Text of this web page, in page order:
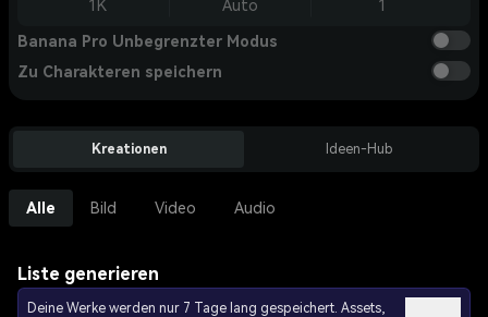
1K Auto 1
Banana Pro Unbegrenzter Modus
Zu Charakteren speichern
Kreationen Ideen-Hub
Alle Bild Video Audio
Liste generieren
Deine Werke werden nur 7 Tage lang gespeichert. Assets,